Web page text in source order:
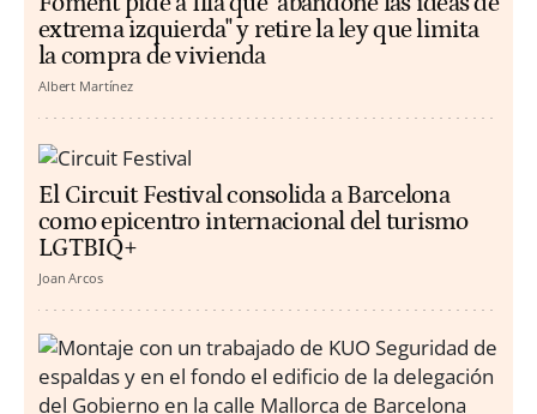
extrema izquierda" y retire la ley que limita
la compra de vivienda
Albert Martínez
El Circuit Festival consolida a Barcelona
como epicentro internacional del turismo
LGTBIQ+
Joan Arcos